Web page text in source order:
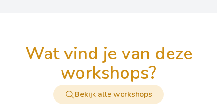
wat vind je van deze
workshops?
Bekijk alle workshops